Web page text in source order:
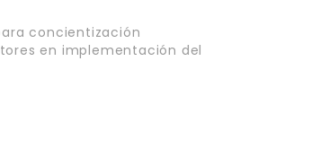
concientización
en implementación del